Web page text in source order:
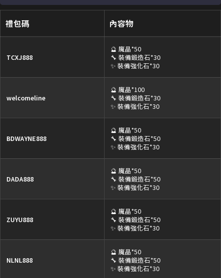
禮包碼 內容物
TCXJ888
🔮 魔晶*50
🔧 裝備鍛造石*30
✨ 裝備強化石*30
welcomeline
🔮 魔晶*100
🔧 裝備鍛造石*30
✨ 裝備強化石*30
BDWAYNE888
🔮 魔晶*50
🔧 裝備鍛造石*50
✨ 裝備強化石*30
DADA888
🔮 魔晶*50
🔧 裝備鍛造石*50
✨ 裝備強化石*30
ZUYU888
🔮 魔晶*50
🔧 裝備鍛造石*50
✨ 裝備強化石*30
NLNL888
🔮 魔晶*50
🔧 裝備鍛造石*50
✨ 裝備強化石*30